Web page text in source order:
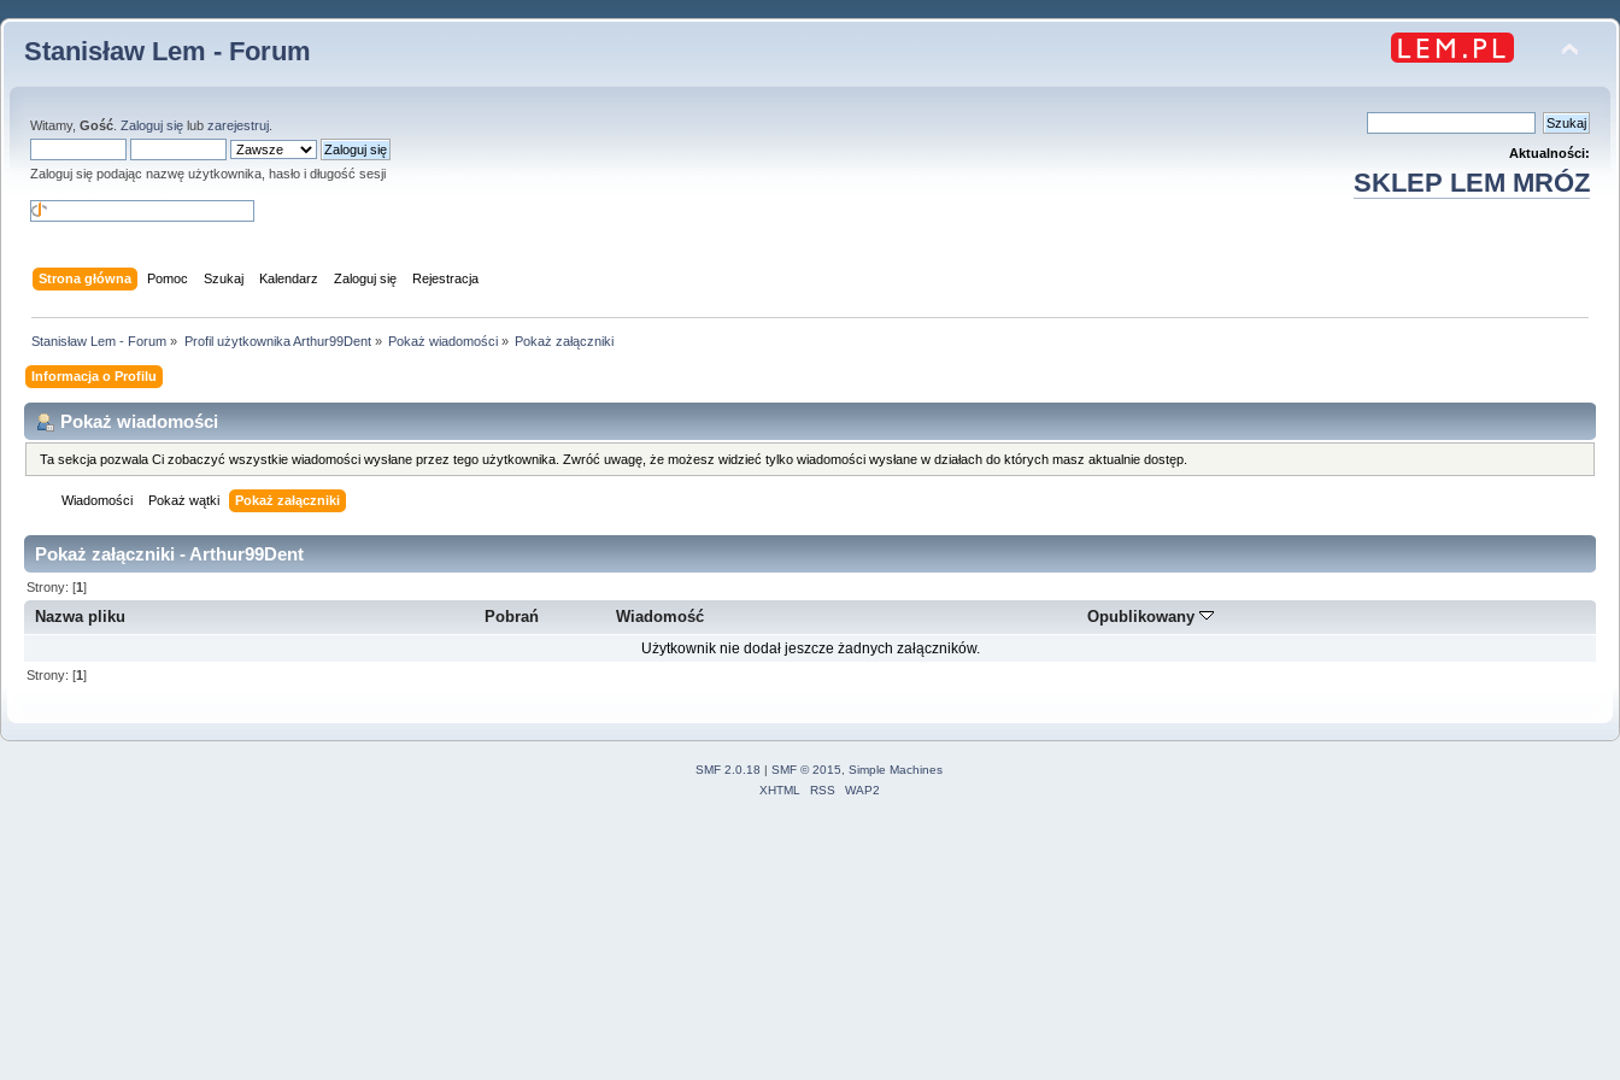
Stanisław Lem - Forum
Witamy, Gość Zaloguj się lub zarejestruj
Zaloguj się podając nazwę użytkownika, hasło i długość sesji
Aktualności:
SKLEP LEM MRÓZ
Strona główna Pomoc Szukaj Kalendarz Zaloguj się Rejestracja
Stanisław Lem - Forum » Profil użytkownika Arthur99Dent» Pokaż wiadomości» Pokaż załączniki
Informacja o Profilu
Pokaż wiadomości
Ta sekcja pozwala Ci zobaczyć wszystkie wiadomości wysłane przez tego użytkownika. Zwróć uwagę, że możesz widzieć tylko wiadomości wysłane w działach do których masz aktualnie dostęp.
Wiadomości Pokaż wątki Pokaż załączniki
Pokaż załączniki - Arthur99Dent
Strony: [1]
Nazwa pliku Pobrań Wiadomość Opublikowany
Użytkownik nie dodał jeszcze żadnych załączników.
Strony: [1]
SMF 2.0.18 | SMF © 2015
Simple Machines
XHTML
RSS WAP2